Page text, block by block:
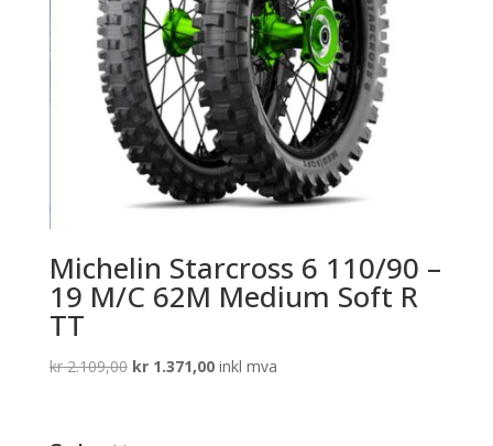
Michelin Starcross 6 110/90 –
19 M/C 62M Medium Soft R
TT
kr2.109,00 Opprinnelig
kr1.371,00Nåværende
inkl mva